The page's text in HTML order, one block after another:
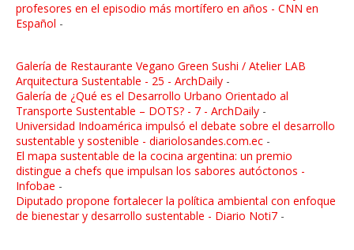
profesores en el episodio más mortífero en años - CNN en
Español -
Galería de Restaurante Vegano Green Sushi / Atelier LAB
Arquitectura Sustentable - 25 - ArchDaily -
Galería de ¿Qué es el Desarrollo Urbano Orientado al
Transporte Sustentable – DOTS? - 7 - ArchDaily -
Universidad Indoamérica impulsó el debate sobre el desarrollo
sustentable y sostenible - diariolosandes.com.ec -
El mapa sustentable de la cocina argentina: un premio
distingue a chefs que impulsan los sabores autóctonos -
Infobae -
Diputado propone fortalecer la política ambiental con enfoque
de bienestar y desarrollo sustentable - Diario Noti7 -